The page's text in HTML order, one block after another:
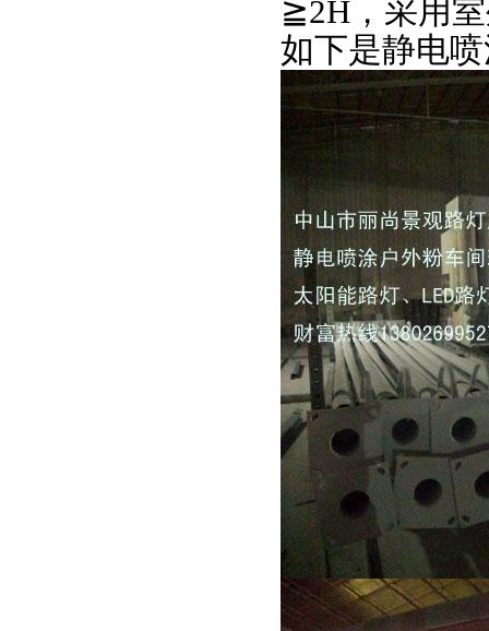
≧2H ，采用
如下是静电